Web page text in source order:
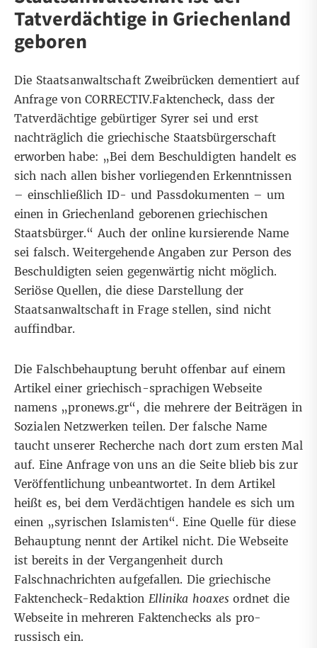
Tatverdächtige in Griechenland
geboren
Die Staatsanwaltschaft Zweibrücken dementiert auf
Anfrage von CORRECTIV.Faktencheck, dass der
Tatverdächtige gebürtiger Syrer sei und erst
nachträglich die griechische Staatsbürgerschaft
erworben habe: „Bei dem Beschuldigten handelt es
sich nach allen bisher vorliegenden Erkenntnissen
– einschließlich ID- und Passdokumenten – um
einen in Griechenland geborenen griechischen
Staatsbürger.“ Auch der online kursierende Name
sei falsch. Weitergehende Angaben zur Person des
Beschuldigten seien gegenwärtig nicht möglich.
Seriöse Quellen, die diese Darstellung der
Staatsanwaltschaft in Frage stellen, sind nicht
auffindbar.
Die Falschbehauptung beruht offenbar auf einem
Artikel einer griechisch-sprachigen Webseite
namens „pronews.gr“, die mehrere der Beiträgen in
Sozialen Netzwerken teilen. Der falsche Name
taucht unserer Recherche nach dort zum ersten Mal
auf. Eine Anfrage von uns an die Seite blieb bis zur
Veröffentlichung unbeantwortet. In dem Artikel
heißt es, bei dem Verdächtigen handele es sich um
einen „syrischen Islamisten“. Eine Quelle für diese
Behauptung nennt der Artikel nicht. Die Webseite
ist bereits in der Vergangenheit durch
Falschnachrichten aufgefallen. Die griechische
Faktencheck-Redaktion Ellinika hoaxesordnet die
Webseitein mehreren Faktenchecks als pro-
russisch ein.